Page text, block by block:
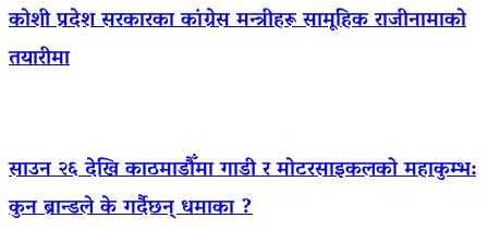
कोशी प्रदेश सरकारका कांग्रेस मन्त्रीहरू सामूहिक राजीनामाको
तयारीमा
साउन २६ देखि काठमाडौँमा गाडी र मोटरसाइकलको महाकुम्भ:
कुन ब्रान्डले के गर्दैछन् धमाका ?